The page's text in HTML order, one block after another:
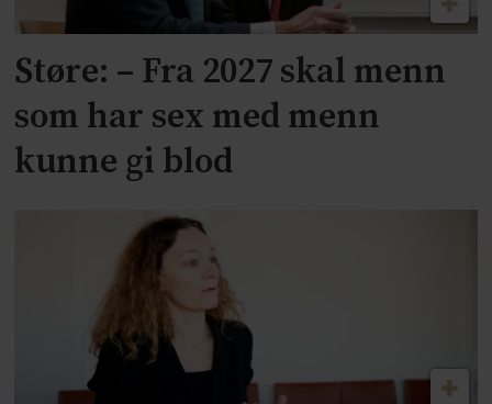
Støre: – Fra 2027 skal menn
som har sex med menn
kunne gi blod